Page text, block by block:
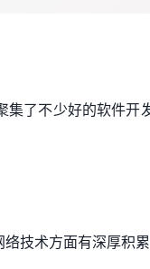
了不少好的软件开
技术方面有深厚积